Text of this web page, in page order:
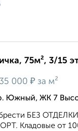
75м², 3/15
000 ₽ за м²
Южный, ЖК 7
БЕЗ ОТДЕЛКИ
Кладовые от 100